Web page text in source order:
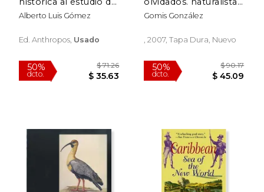
la geografía del ocio
Alberto Luis Gómez
Ed. Anthropos, Usado
españoles en áfrica
hispana (1860-1936)
Gomis González
, 2007, Tapa Dura, Nuevo